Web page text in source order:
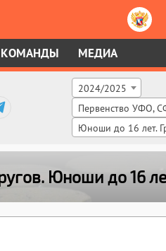
КОМАНДЫ МЕДИА
2024/2025
Первенство УФО,
Юноши до 16 лет.
. Юноши до 16